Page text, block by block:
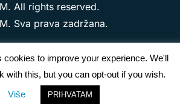
All rights reserved.
Sva prava zadržana.
cookies to improve your experience. We'll
with this, but you can opt-out if you wish.
Više
PRIHVATAM